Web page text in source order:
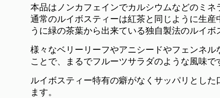
本品はノンカフェインでカルシウムなどのミ
通常のルイボスティーは紅茶と同じように生
うに緑の茶葉から出来ている独自製法のルイボ
様々なベリーリーフやアニシードやフェンネ
ことで、まるでフルーツサラダのような風味で
ルイボスティー特有の癖がなくサッパリとし
ます。